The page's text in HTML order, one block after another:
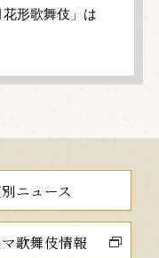
形歌舞伎」は
ニュース
歌舞伎情報